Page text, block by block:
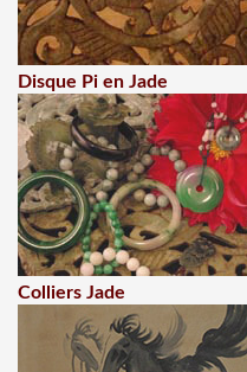
Disque Pi en Jade
Colliers Jade